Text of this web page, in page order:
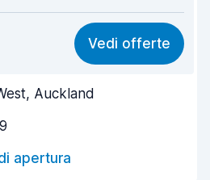
8,9
8,5
Vedi offerte
Auckland
apertura